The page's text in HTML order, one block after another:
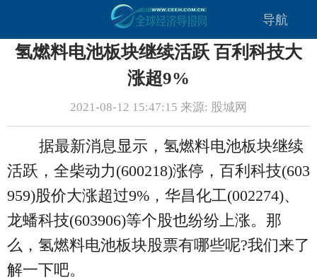
导航
氢燃料电池板块继续活跃 百利科技大
涨超9%
2021-08-12 15:47:15 来源: 股城网
据最新消息显示，氢燃料电池板块继续
活跃，全柴动力(600218)涨停，百利科技(603
959)股价大涨超过9%，华昌化工(002274)、
龙蟠科技(603906)等个股也纷纷上涨。那
么，氢燃料电池板块股票有哪些呢?我们来了
解一下吧。